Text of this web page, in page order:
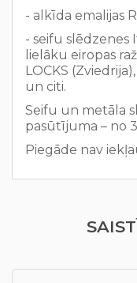
- alkīda emalijas
- seifu slēdzenes
lielāku eiropas
LOCKS
un citi.
Seifu un metāla
pasūtījuma – no
Piegāde nav